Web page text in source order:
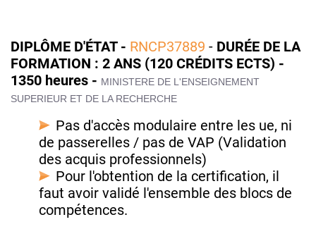
DIPLÔME D'ÉTAT - RNCP37889 - DURÉE DE LA
FORMATION : 2 ANS (120 CRÉDITS ECTS) -
1350 heures - MINISTERE DE L'ENSEIGNEMENT
SUPERIEUR ET DE LA RECHERCHE
Pas d'accès modulaire entre les ue, ni
de passerelles / pas de VAP (Validation
des acquis professionnels)
Pour l'obtention de la certification, il
faut avoir validé l'ensemble des blocs de
compétences.